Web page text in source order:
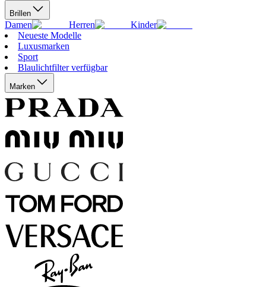
Brillen
Damen Herren
Kinder
Neueste Modelle
Luxusmarken
Sport
Blaulichtfilter verfügbar
Marken